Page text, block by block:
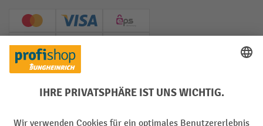
Creditcard (Master)Creditcard (Visa)
EPS
PayPal
Soziale Netzwerke